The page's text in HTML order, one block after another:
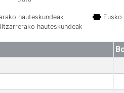
hauteskundeak
hauteskundeak